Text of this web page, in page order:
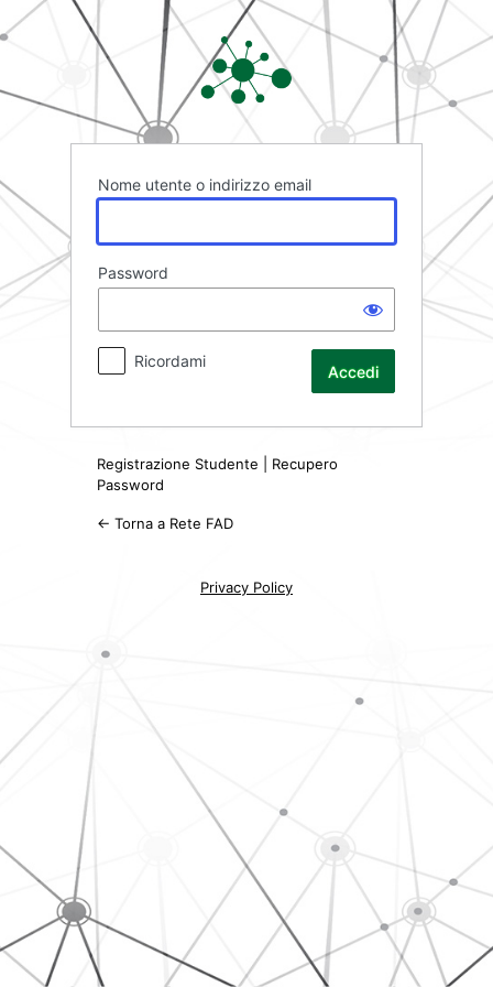
Accedi
Rete FAD
Nome utente o indirizzo email
Password
Ricordami
Registrazione Studente
Recupero
Password
← Torna a Rete FAD
Privacy Policy